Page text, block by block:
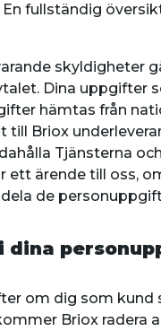
En fullständig
skyldigheter
Dina uppgifter
hämtas från
till Briox
Tjänsterna
ett ärende till oss,
de
dina
om dig som
Briox radera